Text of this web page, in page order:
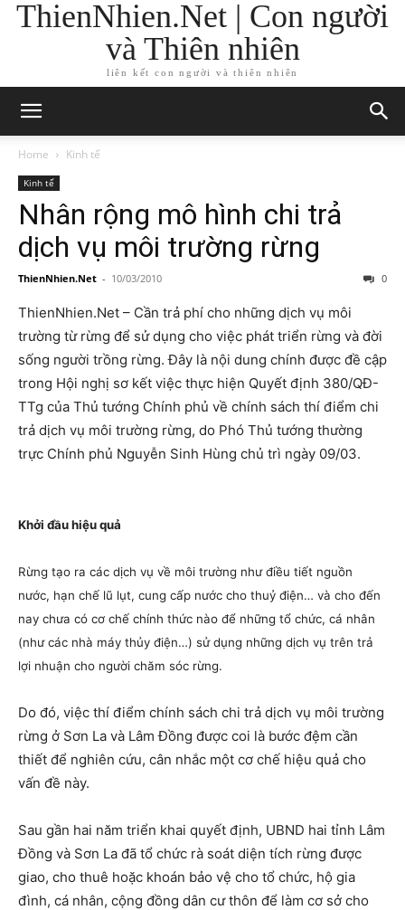
ThienNhien.Net | Con người
và Thiên nhiên
liên kết con người và thiên nhiên
Home Kinh tế
Kinh tế
Nhân rộng mô hình chi trả
dịch vụ môi trường rừng
ThienNhien.Net - 10/03/2010 0
ThienNhien.Net – Cần trả phí cho những dịch vụ môi
trường từ rừng để sử dụng cho việc phát triển rừng và đời
sống người trồng rừng. Đây là nội dung chính được đề cập
trong Hội nghị sơ kết việc thực hiện Quyết định 380/QĐ-
TTg của Thủ tướng Chính phủ về chính sách thí điểm chi
trả dịch vụ môi trường rừng, do Phó Thủ tướng thường
trực Chính phủ Nguyễn Sinh Hùng chủ trì ngày 09/03.
Khởi đầu hiệu quả
Rừng tạo ra các dịch vụ về môi trường như điều tiết nguồn
nước, hạn chế lũ lụt, cung cấp nước cho thuỷ điện… và cho đến
nay chưa có cơ chế chính thức nào để những tổ chức, cá nhân
(như các nhà máy thủy điện…) sử dụng những dịch vụ trên trả
lợi nhuận cho người chăm sóc rừng.
Do đó, việc thí điểm chính sách chi trả dịch vụ môi trường
rừng ở Sơn La và Lâm Đồng được coi là bước đệm cần
thiết để nghiên cứu, cân nhắc một cơ chế hiệu quả cho
vấn đề này.
Sau gần hai năm triển khai quyết định, UBND hai tỉnh Lâm
Đồng và Sơn La đã tổ chức rà soát diện tích rừng được
giao, cho thuê hoặc khoán bảo vệ cho tổ chức, hộ gia
đình, cá nhân, cộng đồng dân cư thôn để làm cơ sở cho